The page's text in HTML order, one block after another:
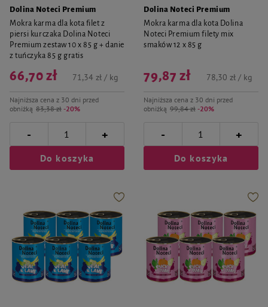
Dolina Noteci Premium
Mokra karma dla kota filet z
piersi kurczaka Dolina Noteci
Premium zestaw 10 x 85 g + danie
z tuńczyka 85 g gratis
Najniższa cena z 30 dni przed
obniżką 83,38 zł -20%
66,70 zł 71,34 zł / kg
- +
Do koszyka
Dolina Noteci Premium
Mokra karma dla kota Dolina
Noteci Premium filety mix
smaków 12 x 85 g
Najniższa cena z 30 dni przed
obniżką 99,84 zł -20%
79,87 zł 78,30 zł / kg
- +
Do koszyka